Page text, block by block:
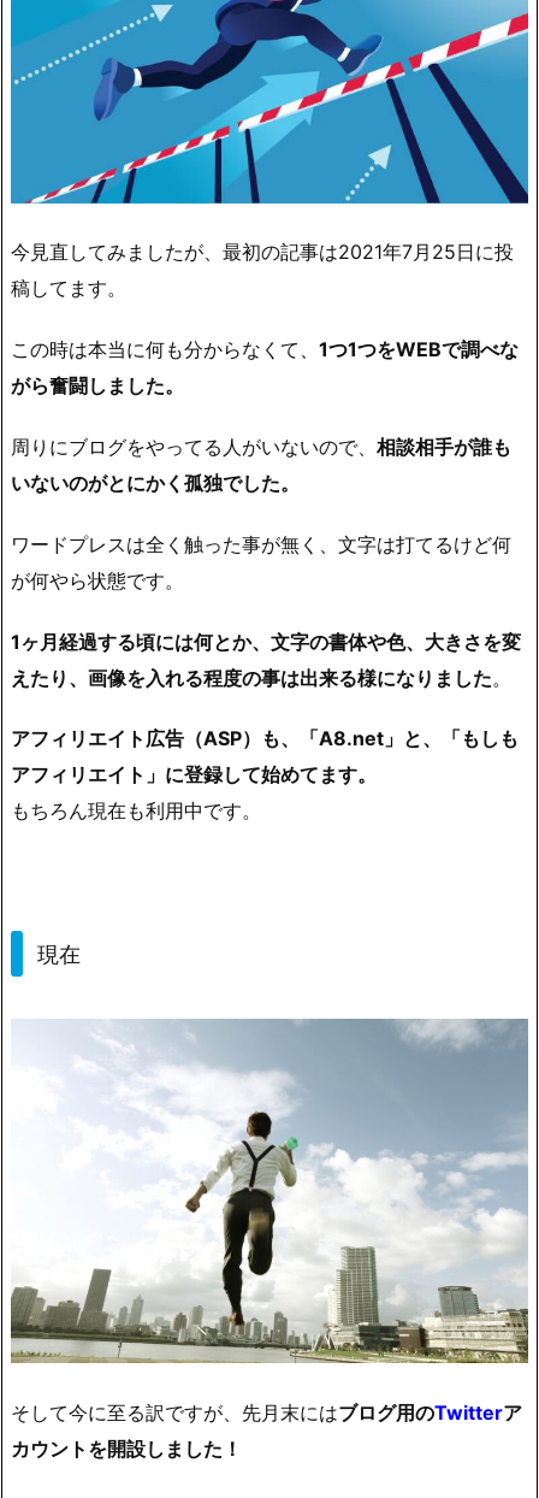
今見直してみましたが、 最初の記事は2021年7月25日に投
稿してます。
この時は本当に何も分からなくて、 1つ1つをWEBで調べな
がら奮闘しました。
周りにブログをやってる人がいないので、 相談相手が誰も
いないのがとにかく孤独でした。
ワードプレスは全く触った事が無く、文字は打てるけど何
が何やら状態です。
1ヶ月経過する頃には何とか、文字の書体や色、大きさを変
えたり、画像を入れる程度の事は出来る様になりました。
アフィリエイト広告（ASP）も、「A8.net」と、「もしも
アフィリエイト」に登録して始めてます。
もちろん現在も利用中です。
現在
そして今に至る訳ですが、先月末にはブログ用のTwitterア
カウントを開設しました！